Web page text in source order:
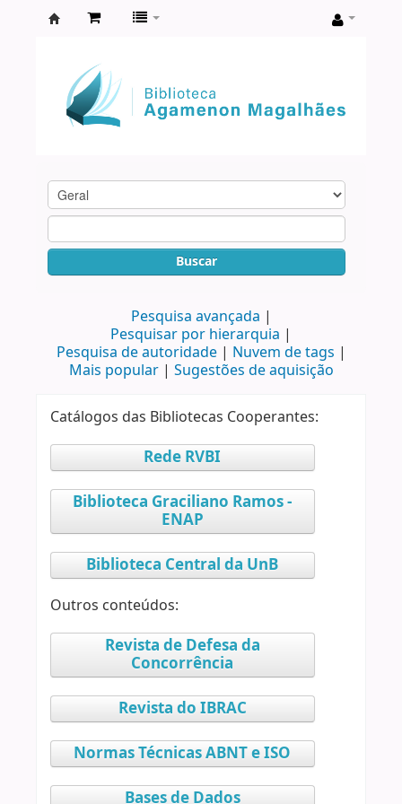
Agamenon
Magalhães
Buscar
Pesquisa avançada
Pesquisar por hierarquia
Pesquisa de autoridade
Nuvem de tags
Mais popular
Sugestões de aquisição
Catálogos das Bibliotecas Cooperantes:
Rede RVBI
Biblioteca Graciliano Ramos -
ENAP
Biblioteca Central da UnB
Outros conteúdos:
Revista de Defesa da
Concorrência
Revista do IBRAC
Normas Técnicas ABNT e ISO
Bases de Dados